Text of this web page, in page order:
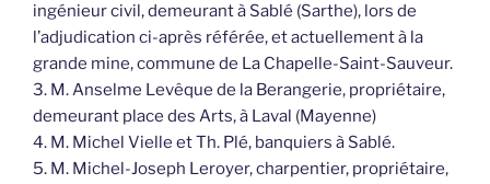
ingénieur civil, demeurant à Sablé (Sarthe), lors de
l’adjudication ci-après référée, et actuellement à la
grande mine, commune de La Chapelle-Saint-Sauveur.
3. M. Anselme Levêque de la Berangerie, propriétaire,
demeurant place des Arts, à Laval (Mayenne)
4. M. Michel Vielle et Th. Plé, banquiers à Sablé.
5. M. Michel-Joseph Leroyer, charpentier, propriétaire,